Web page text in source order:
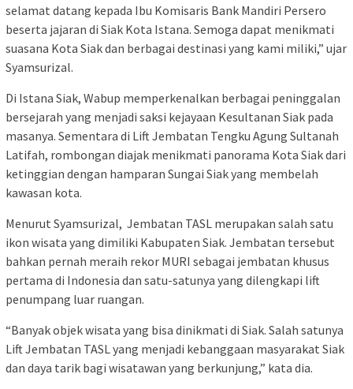
selamat datang kepada Ibu Komisaris Bank Mandiri Persero
beserta jajaran di Siak Kota Istana. Semoga dapat menikmati
suasana Kota Siak dan berbagai destinasi yang kami miliki,” ujar
Syamsurizal.
Di Istana Siak, Wabup memperkenalkan berbagai peninggalan
bersejarah yang menjadi saksi kejayaan Kesultanan Siak pada
masanya. Sementara di Lift Jembatan Tengku Agung Sultanah
Latifah, rombongan diajak menikmati panorama Kota Siak dari
ketinggian dengan hamparan Sungai Siak yang membelah
kawasan kota.
Menurut Syamsurizal, Jembatan TASL merupakan salah satu
ikon wisata yang dimiliki Kabupaten Siak. Jembatan tersebut
bahkan pernah meraih rekor MURI sebagai jembatan khusus
pertama di Indonesia dan satu-satunya yang dilengkapi lift
penumpang luar ruangan.
“Banyak objek wisata yang bisa dinikmati di Siak. Salah satunya
Lift Jembatan TASL yang menjadi kebanggaan masyarakat Siak
dan daya tarik bagi wisatawan yang berkunjung,” kata dia.